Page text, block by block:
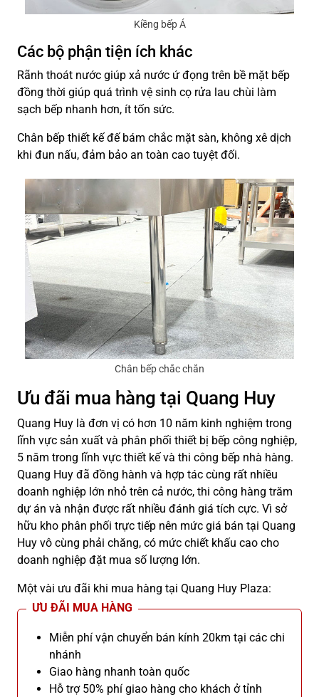
Kiềng bếp Á
Các bộ phận tiện ích khác
Rãnh thoát nước giúp xả nước ứ đọng trên bề mặt bếp
đồng thời giúp quá trình vệ sinh cọ rửa lau chùi làm
sạch bếp nhanh hơn, ít tốn sức.
Chân bếp thiết kế đế bám chắc mặt sàn, không xê dịch
khi đun nấu, đảm bảo an toàn cao tuyệt đối.
Chân bếp chắc chắn
Ưu đãi mua hàng tại Quang Huy
Quang Huy là đơn vị có hơn 10 năm kinh nghiệm trong
lĩnh vực sản xuất và phân phối thiết bị bếp công nghiệp,
5 năm trong lĩnh vực thiết kế và thi công bếp nhà hàng.
Quang Huy đã đồng hành và hợp tác cùng rất nhiều
doanh nghiệp lớn nhỏ trên cả nước, thi công hàng trăm
dự án và nhận được rất nhiều đánh giá tích cực. Vì sở
hữu kho phân phối trực tiếp nên mức giá bán tại Quang
Huy vô cùng phải chăng, có mức chiết khấu cao cho
doanh nghiệp đặt mua số lượng lớn.
Một vài ưu đãi khi mua hàng tại Quang Huy Plaza:
ƯU ĐÃI MUA HÀNG
Miễn phí vận chuyển bán kính 20km tại các chi
nhánh
Giao hàng nhanh toàn quốc
Hỗ trợ 50% phí giao hàng cho khách ở tỉnh